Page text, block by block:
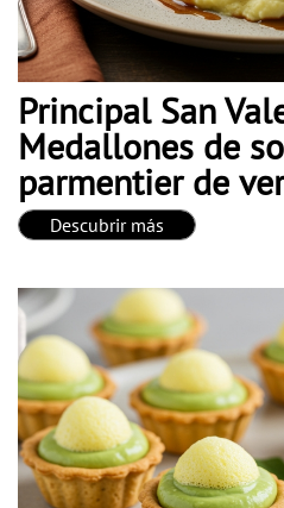
Principal San
Medallones de
parmentier de
Descubrir más